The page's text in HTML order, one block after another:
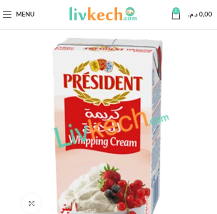
MENU
0
0,00 د.م.
Click to enlarge